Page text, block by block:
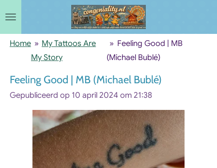
naar
Home » My Tattoos Are
My Story
» Feeling Good | MB
(Michael Bublé)
Feeling Good | MB (Michael Bublé)
Gepubliceerd op 10 april 2024 om 21:38